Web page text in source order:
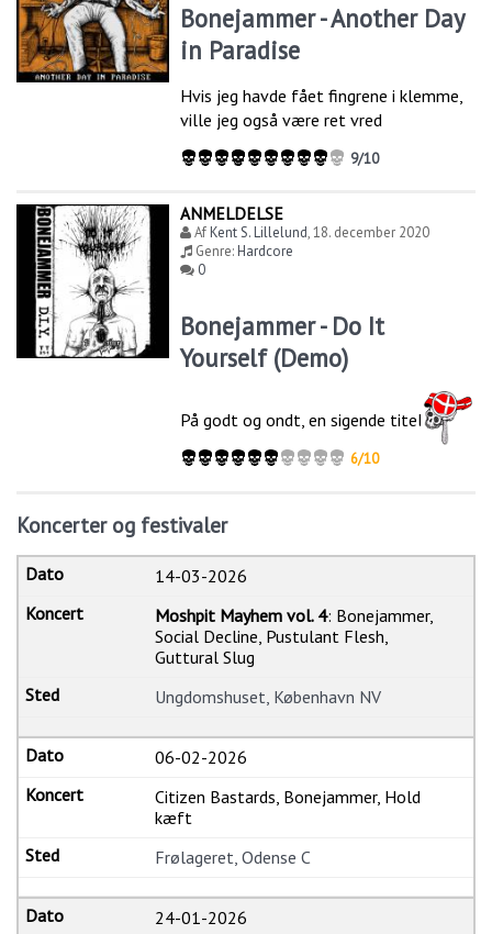
Bonejammer - Another Day
in Paradise
Hvis jeg havde fået fingrene i klemme,
ville jeg også være ret vred
9/10
ANMELDELSE
AfKent S. Lillelund,18. december 2020
Genre:Hardcore
0
Bonejammer - Do It
Yourself (Demo)
På godt og ondt, en sigende titel
6/10
Koncerter og festivaler
14-03-2026
Moshpit Mayhem vol. 4: Bonejammer,
Social Decline, Pustulant Flesh,
Guttural Slug
Ungdomshuset, København NV
06-02-2026
Citizen Bastards, Bonejammer, Hold
kæft
Frølageret, Odense C
24-01-2026